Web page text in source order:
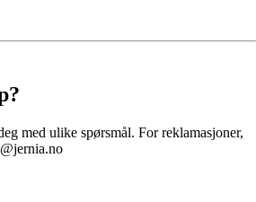
med ulike spørsmål. For reklamasjoner,